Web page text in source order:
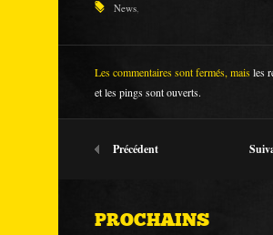
News,
Les commentaires sont fermés, maisles
et les pings sont ouverts.
Précédent
PROCHAINS